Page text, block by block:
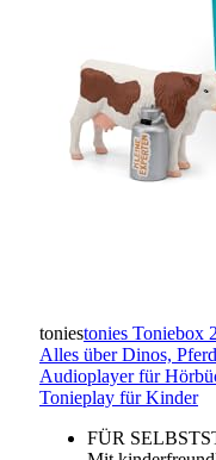
toniestonies Toniebox
Alles über Dinos,
Audioplayer für
Tonieplay für Kinder
FÜR